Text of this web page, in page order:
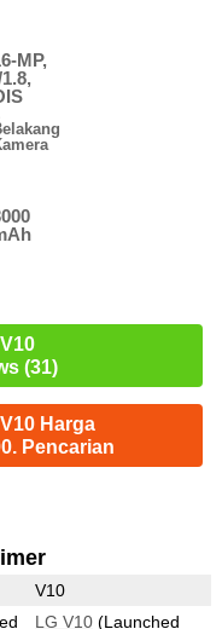
MP,
(31)
Harga
Pencarian
V10
LG V10(Launched